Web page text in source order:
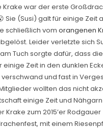
Krake war der erste
Sie (Susi) galt für einige Zeit
schließlich vomorangenen
Leider verletzte sich
Tuch sorgte dafür, dass
Zeit in den dunklen
verschwand und fast in
wollten das nicht
einige Zeit und
Krake zum 2015’er Rodgauer
mit einem